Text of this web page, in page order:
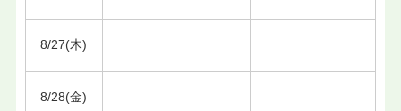
8/27(木)
8/28(金)